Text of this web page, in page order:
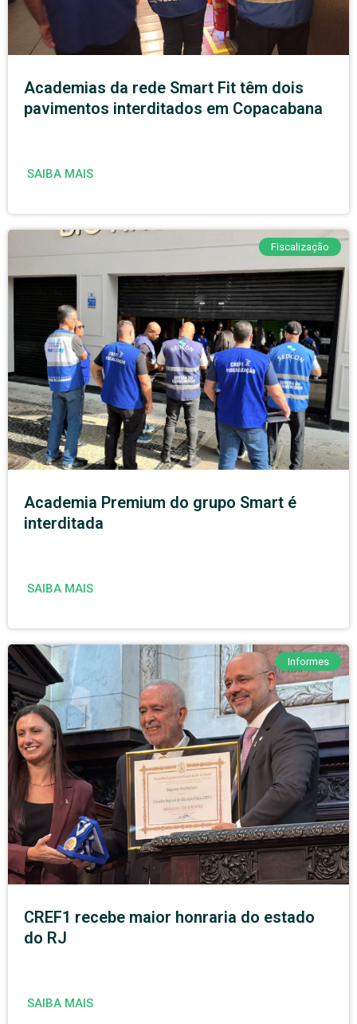
Academias da rede Smart Fit têm dois
pavimentos interditados em Copacabana
SAIBA MAIS
Fiscalização
Academia Premium do grupo Smart é
interditada
SAIBA MAIS
Informes
CREF1 recebe maior honraria do estado
do RJ
SAIBA MAIS